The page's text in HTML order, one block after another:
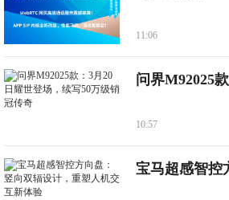
11:06
问界M92025
10:57
宝马超感智控